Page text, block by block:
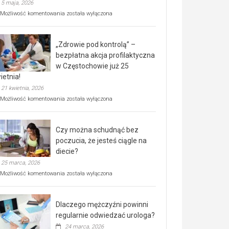
5 maja, 2026
Możliwość komentowania Rusza
rehabilitacji
dla
seniorów!
została wyłączona
„Zdrowie pod kontrolą” –
bezpłatna akcja profilaktyczna
w Częstochowie już 25
21 kwietnia, 2026
Możliwość komentowania „Zdrowie
bezpłatna
akcja
profilaktyczna
w
już
kwietnia!
została wyłączona
Czy można schudnąć bez
poczucia, że jesteś ciągle na
diecie?
25 marca, 2026
Możliwość komentowania Czy
poczucia,
że
została wyłączona
Dlaczego mężczyźni powinni
regularnie odwiedzać urologa?
24 marca, 2026